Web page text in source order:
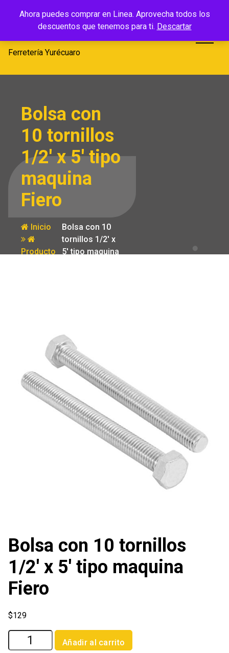
Ahora puedes comprar en Linea. Aprovecha todos los
descuentos que tenemos para ti. Descartar
Ferretería
Yurécuaro
Ferretería Yurécuaro
Bolsa con
10 tornillos
1/2′ x 5′ tipo
maquina
Fiero
Inicio
Producto
Bolsa con 10
tornillos 1/2′ x
5′ tipo maquina
Bolsa con 10 tornillos
1/2′ x 5′ tipo maquina
Fiero
$129
Bolsa
con
Añadir al carrito